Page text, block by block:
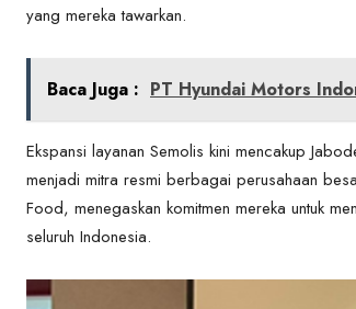
yang mereka tawarkan.
Baca Juga : PT Hyundai Motors
Ekspansi layanan Semolis kini mencakup
menjadi mitra resmi berbagai perusahaan
Food, menegaskan komitmen mereka untuk
seluruh Indonesia.